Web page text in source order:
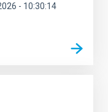
- 10:30:14